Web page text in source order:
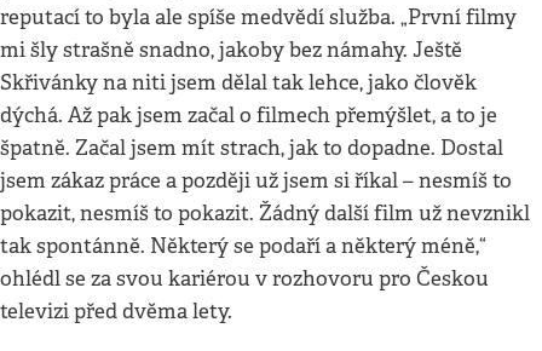
reputací to byla ale spíše medvědí služba. „První filmy
mi šly strašně snadno, jakoby bez námahy. Ještě
Skřivánky na niti jsem dělal tak lehce, jako člověk
dýchá. Až pak jsem začal o filmech přemýšlet, a to je
špatně. Začal jsem mít strach, jak to dopadne. Dostal
jsem zákaz práce a později už jsem si říkal – nesmíš to
pokazit, nesmíš to pokazit. Žádný další film už nevznikl
tak spontánně. Některý se podaří a některý méně,“
ohlédl se za svou kariérou v rozhovoru pro Českou
televizi před dvěma lety.